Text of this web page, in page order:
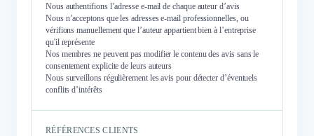
Nous authentifions l’adresse e-mail de chaque auteur d’avis
Nous n’acceptons que les adresses e-mail professionnelles, ou
vérifions manuellement que l’auteur appartient bien à l’entreprise
qu'il représente
Nos membres ne peuvent pas modifier le contenu des avis sans le
consentement explicite de leurs auteurs
Nous surveillons régulièrement les avis pour détecter d’éventuels
conflits d’intérêts
RÉFÉRENCES CLIENTS